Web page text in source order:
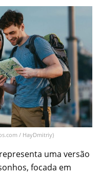
/ HayDmitriy)
representa uma versão
focada em